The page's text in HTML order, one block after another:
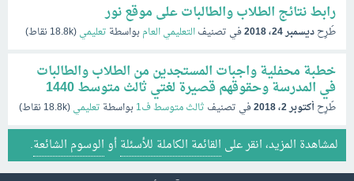
رابط نتائج الطلاب والطالبات على موقع نور
طُرِحديسمبر 24، 2018 في تصنيفالتعليمي العامبواسطة تعليمي(
18.8kنقاط)
خطبة محفلية واجبات المستجدين من الطلاب والطالبات
في المدرسة وحقوقهم قصيرة لغتي ثالث متوسط 1440
طُرِحأكتوبر 2، 2018 في تصنيف ثالث متوسط ف1 بواسطة تعليمي(
18.8kنقاط)
لمشاهدة المزيد، انقر على القائمة الكاملة للأسئلةأوالوسوم الشائعة.